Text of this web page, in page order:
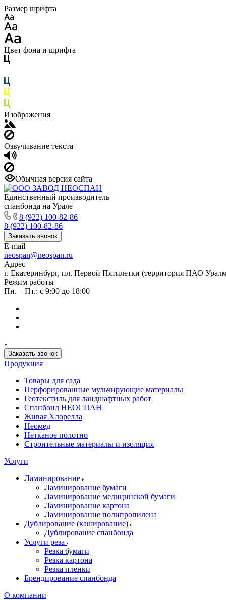
Размер шрифта
Цвет фона и шрифта
Изображения
Озвучивание текста
Обычная версия сайта
Единственный производитель
спанбонда на Урале
8 (922) 100-82-86
8 (922) 100-82-86
Заказать звонок
E-mail
neospan@neospan.ru
Адрес
г. Екатеринбург, пл. Первой Пятилетки (территория ПАО
Режим работы
Пн. – Пт.: с 9:00 до 18:00
Заказать звонок
Продукция
Товары для сада
Перфорированные мульчирующие материалы
Геотекстиль для ландшафтных работ
Спанбонд НЕОСПАН
Живая Хлорелла
Нeомед
Нетканое полотно
Строительные материалы и изоляция
Услуги
Ламинирование
Ламинирование бумаги
Ламинирование медицинской бумаги
Ламинирование картона
Ламинирование полипропилена
Дублирование (каширование)
Дублирование спанбонда
Услуги реза
Резка бумаги
Резка картона
Резка пленки
Брендирование спанбонда
О компании